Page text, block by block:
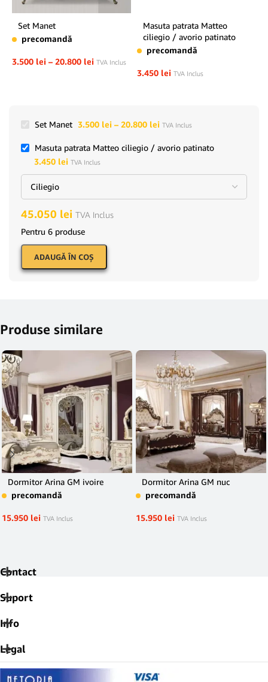
Set Manet
precomandă
3.500 lei – 20.800 lei TVA Inclus
Masuta patrata Matteo
ciliegio / avorio patinato
precomandă
3.450 lei TVA Inclus
Set Manet 3.500 lei – 20.800 lei TVA Inclus
Masuta patrata Matteo ciliegio / avorio patinato
3.450 lei TVA Inclus
45.050 lei TVA Inclus
Pentru 6 produse
ADAUGĂ ÎN COŞ
Produse similare
Dormitor Arina GM ivoire
precomandă
15.950 lei TVA Inclus
Dormitor Arina GM nuc
precomandă
15.950 lei TVA Inclus
Contact
Suport
Info
Legal